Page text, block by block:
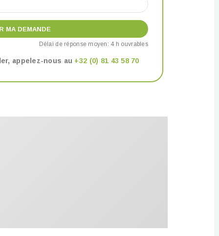
MA DEMANDE
Délai de réponse moyen: 4 h ouvrables
appelez-nous au +32 (0) 81 43 58 70